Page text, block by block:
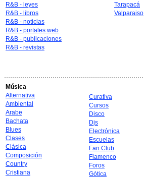
R&B - leyes
R&B - libros
R&B - noticias
R&B - portales web
R&B - publicaciones
R&B - revistas
Tarapacá
Valparaiso
Música
Alternativa
Ambiental
Arabe
Bachata
Blues
Clases
Clásica
Composición
Country
Cristiana
Curativa
Cursos
Disco
Djs
Electrónica
Escuelas
Fan Club
Flamenco
Foros
Gótica